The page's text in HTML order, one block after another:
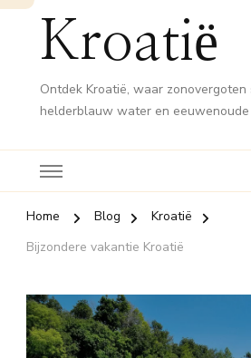
Kroatië
Ontdek Kroatië, waar zonovergoten
helderblauw water en
Home Blog
Kroatië
Bijzondere vakantie Kroatië